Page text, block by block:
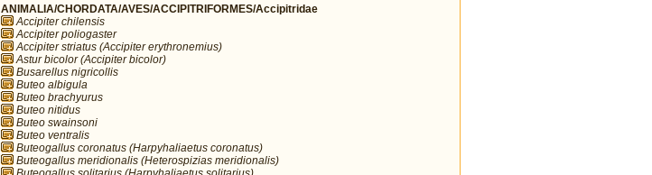
ANIMALIA/CHORDATA/AVES/ACCIPITRIFORMES/Accipitridae
Accipiter chilensis
Accipiter poliogaster
Accipiter striatus (Accipiter erythronemius)
Astur bicolor (Accipiter bicolor)
Busarellus nigricollis
Buteo albigula
Buteo brachyurus
Buteo nitidus
Buteo swainsoni
Buteo ventralis
Buteogallus coronatus (Harpyhaliaetus coronatus)
Buteogallus meridionalis (Heterospizias meridionalis)